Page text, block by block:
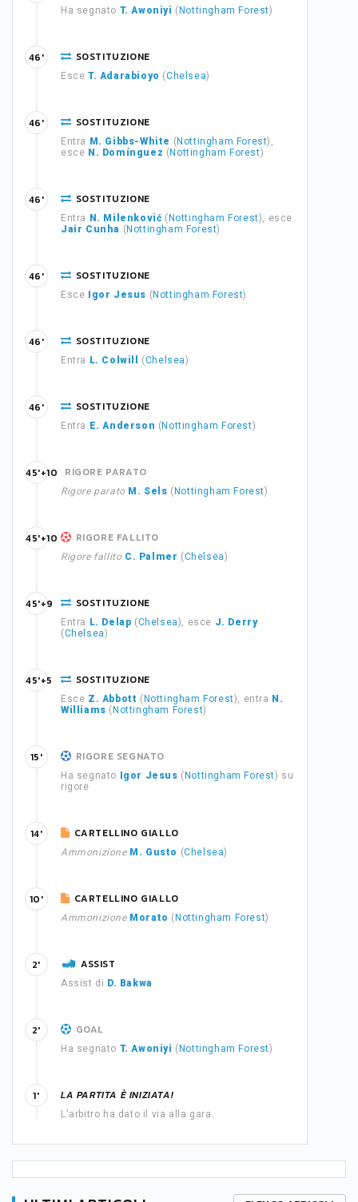
Ha segnato T. Awoniyi ( Nottingham Forest)
SOSTITUZIONE
Esce T. Adarabioyo (Chelsea)
46'
SOSTITUZIONE
Entra M. Gibbs-White ( Nottingham Forest),
esce N. Domínguez ( Nottingham Forest)
46'
SOSTITUZIONE
Entra N. Milenković ( Nottingham Forest), esce
Jair Cunha ( Nottingham Forest)
46'
SOSTITUZIONE
Esce Igor Jesus ( Nottingham Forest)
46'
SOSTITUZIONE
Entra L. Colwill (Chelsea)
46'
SOSTITUZIONE
Entra E. Anderson ( Nottingham Forest)
46'
RIGORE PARATO
Rigore parato M. Sels ( Nottingham Forest)
45'+10
RIGORE FALLITO
Rigore fallito C. Palmer (Chelsea)
45'+10
SOSTITUZIONE
Entra L. Delap (Chelsea), esce J. Derry
(Chelsea)
45'+9
SOSTITUZIONE
Esce Z. Abbott ( Nottingham Forest), entra N.
Williams ( Nottingham Forest)
45'+5
RIGORE SEGNATO
Ha segnato Igor Jesus ( Nottingham Forest) su
rigore
15'
CARTELLINO GIALLO
Ammonizione M. Gusto (Chelsea)
14'
CARTELLINO GIALLO
Ammonizione Morato ( Nottingham Forest)
10'
ASSIST
Assist di D. Bakwa
2'
GOAL
Ha segnato T. Awoniyi ( Nottingham Forest)
2'
LA PARTITA È INIZIATA!
L'arbitro ha dato il via alla gara.
1'